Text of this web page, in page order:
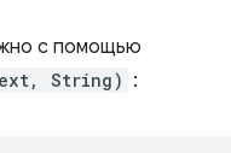
с помощью
String) :